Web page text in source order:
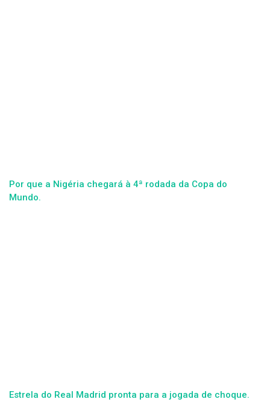
Por que a Nigéria chegará à 4ª rodada da Copa do
Mundo.
Estrela do Real Madrid pronta para a jogada de choque.